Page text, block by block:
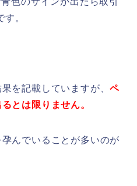
。
を記載していますが、ペ
とは限りません。
んでいることが多いのが